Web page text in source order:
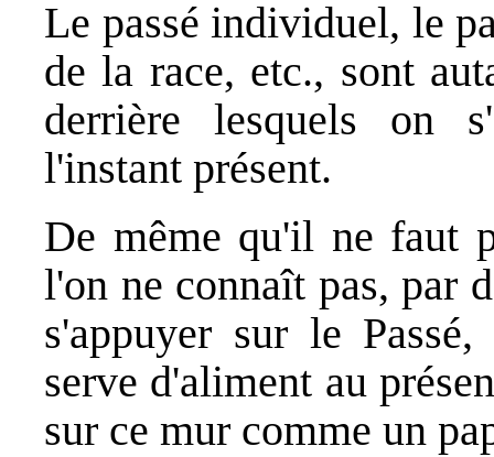
Le passé individuel, le
de la race, etc., sont
derrière lesquels on
l'instant présent.
De même qu'il ne faut
l'on ne connaît pas, par
s'appuyer sur le
serve d'aliment au
sur ce mur comme un